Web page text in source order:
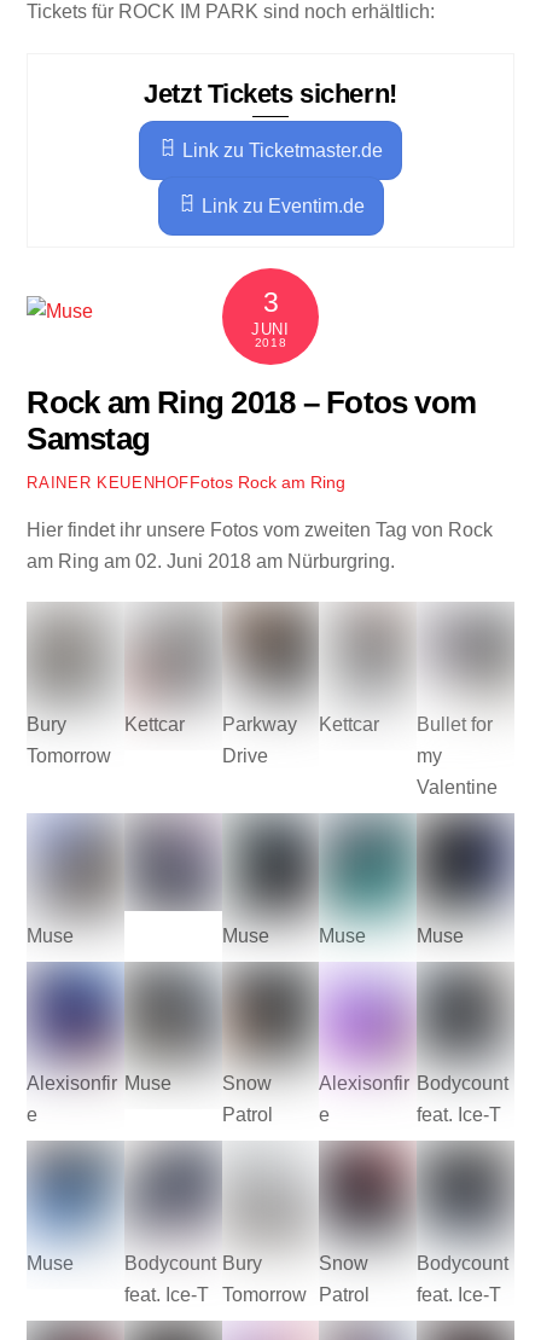
Tickets für ROCK IM PARK sind noch erhältlich:
Jetzt Tickets sichern!
Link zu Ticketmaster.de
Link zu Eventim.de
3
JUNI
2018
Rock am Ring 2018 – Fotos vom
Samstag
RAINER KEUENHOFFotos Rock am Ring
Hier findet ihr unsere Fotos vom zweiten Tag von Rock
am Ring am 02. Juni 2018 am Nürburgring.
Bury
Tomorrow
Kettcar
Parkway
Drive
Kettcar
Bullet for
my
Valentine
Muse Muse Muse Muse
Alexisonfir
e
Muse
Snow
Patrol
Alexisonfir
e
Bodycount
feat. Ice-T
Muse
Bodycount
feat. Ice-T
Bury
Tomorrow
Snow
Patrol
Bodycount
feat. Ice-T